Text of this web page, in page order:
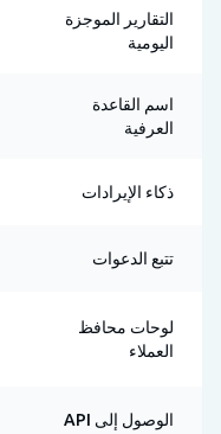
التقارير الموجزة
اليومية
اسم القاعدة
العرفية
ذكاء الإيرادات
تتبع الدعوات
لوحات محافظ
العملاء
الوصول إلى API